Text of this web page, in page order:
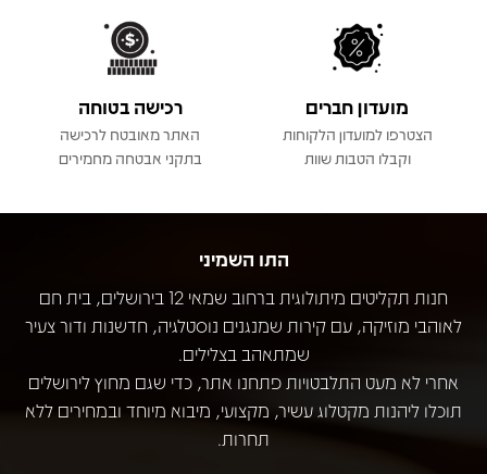
מועדון חברים
הצטרפו למועדון הלקוחות
וקבלו הטבות שוות
רכישה בטוחה
האתר מאובטח לרכישה
בתקני אבטחה מחמירים
התו השמיני
חנות תקליטים מיתולוגית ברחוב שמאי 12 בירושלים, בית חם
לאוהבי מוזיקה, עם קירות שמנגנים נוסטלגיה, חדשנות ודור צעיר
שמתאהב בצלילים.
אחרי לא מעט התלבטויות פתחנו אתר, כדי שגם מחוץ לירושלים
תוכלו ליהנות מקטלוג עשיר, מקצועי, מיבוא מיוחד ובמחירים ללא
תחרות.